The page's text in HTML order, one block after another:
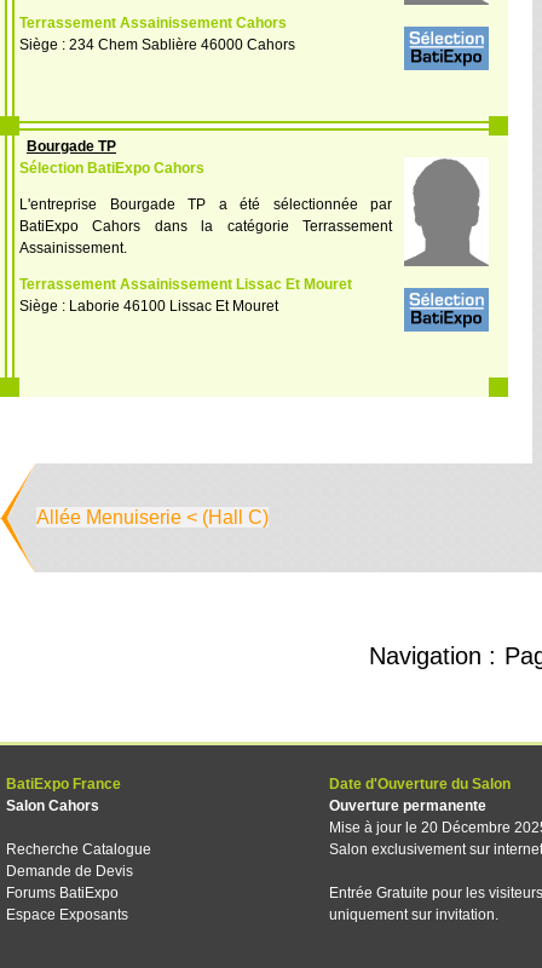
Terrassement Assainissement Cahors
Siège : 234 Chem Sablière 46000 Cahors
Bourgade TP
Sélection BatiExpo Cahors
L'entreprise Bourgade TP a été sélectionnée par
BatiExpo Cahors dans la catégorie Terrassement
Assainissement.
Terrassement Assainissement Lissac Et Mouret
Siège : Laborie 46100 Lissac Et Mouret
Allée Menuiserie < (Hall C)
Navigation :
BatiExpo France
Salon Cahors
Recherche Catalogue
Demande de Devis
Forums BatiExpo
Espace Exposants
Date d'Ouverture du Salon
Ouverture permanente
Mise à jour le 20 Décembre
Salon exclusivement sur internet
Entrée Gratuite pour les visiteurs
uniquement sur invitation.